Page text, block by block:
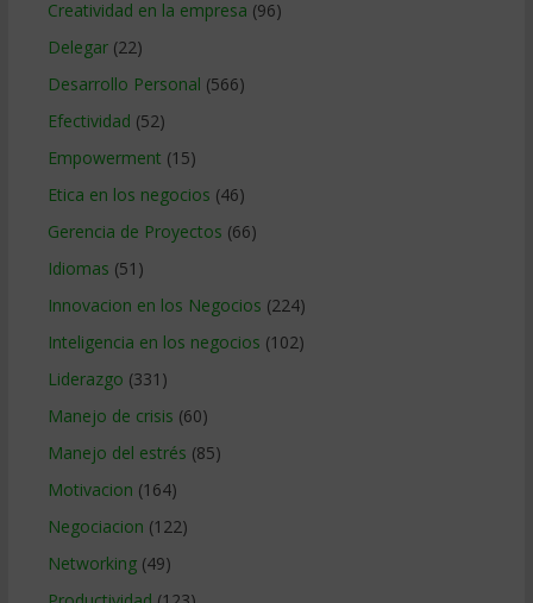
Creatividad en la empresa (96)
Delegar(22)
Desarrollo Personal (566)
Efectividad (52)
Empowerment (15)
Etica en los negocios (46)
Gerencia de Proyectos (66)
Idiomas (51)
Innovacion en los Negocios (224)
Inteligencia en los negocios (102)
Liderazgo (331)
Manejo de crisis (60)
Manejo del estrés (85)
Motivacion (164)
Negociacion (122)
Networking(49)